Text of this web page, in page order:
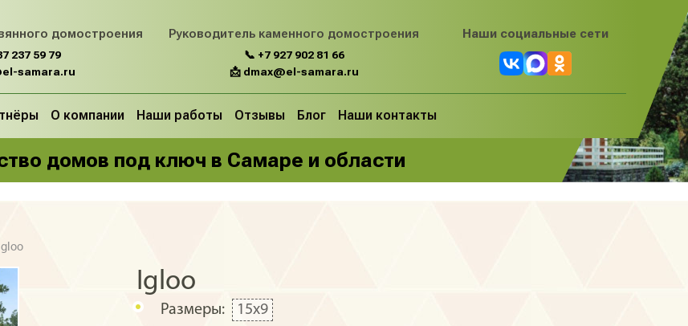
домостроения
237 59 79
samara.ru
Руководитель каменного домостроения
📞 +7 927 902 81 66
📩 dmax@el-samara.ru
Наши социальные сети
О компании Наши работы Отзывы Блог Наши контакты
домов под ключ в Самаре и области
Igloo
Размеры:
15x9